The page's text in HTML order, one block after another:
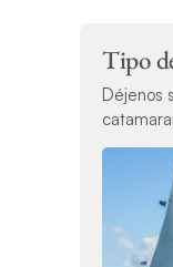
Tipo
Déjenos